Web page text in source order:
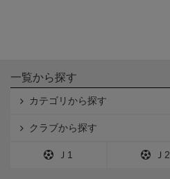
一覧から探す
カテゴリから探す
クラブから探す
Ｊ1 Ｊ2